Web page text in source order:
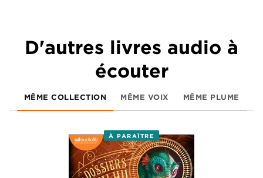
D'autres livres audio à
écouter
MÊME COLLECTION MÊME VOIX MÊME PLUME
À PARAÎTRE